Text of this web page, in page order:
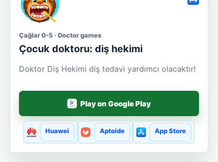
Çağlar 0-5 · Doctor games
Çocuk doktoru: diş hekimi
Doktor Diş Hekimi diş tedavi yardımcı olacaktır!
Play on Google Play
Huawei Aptoide App Store